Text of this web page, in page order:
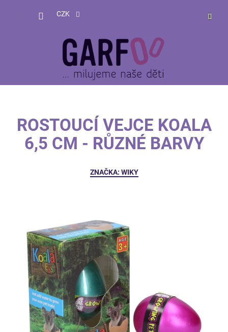
CZK
ROSTOUCÍ VEJCE KOALA
6,5 CM - RŮZNÉ BARVY
ZNAČKA: WIKY